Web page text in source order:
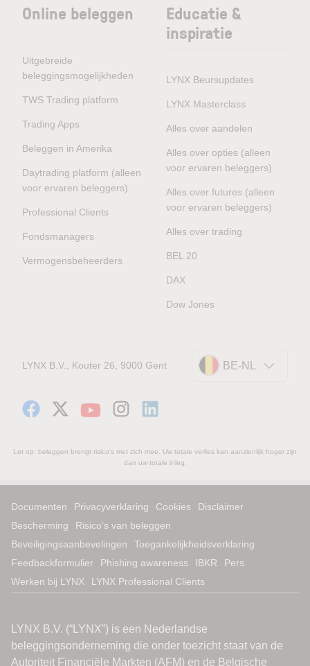
Online beleggen
Uitgebreide
beleggingsmogelijkheden
TWS Trading platform
Trading Apps
Beleggen in Amerika
Daytrading platform (alleen
voor ervaren beleggers)
Professional Clients
Fondsmanagers
Vermogensbeheerders
Educatie &
inspiratie
LYNX Beursupdates
LYNX Masterclass
Alles over aandelen
Alles over opties (alleen
voor ervaren beleggers)
Alles over futures (alleen
voor ervaren beleggers)
Alles over trading
BEL 20
DAX
Dow Jones
LYNX B.V., Kouter 26, 9000 Gent BE-NL
Let op: beleggen brengt risico's met zich mee. Uw totale verlies kan aanzienlijk hoger zijn
dan uw totale inleg.
Documenten Privacyverklaring Cookies
Disclaimer
Bescherming
Risico’s van beleggen
Beveiligingsaanbevelingen
Toegankelijkheidsverklaring
Feedbackformulier
Phishing awareness IBKR
Pers
Werken bij LYNX
LYNX Professional Clients